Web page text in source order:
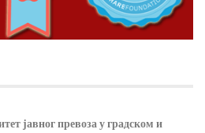
јавног превоза у градском и